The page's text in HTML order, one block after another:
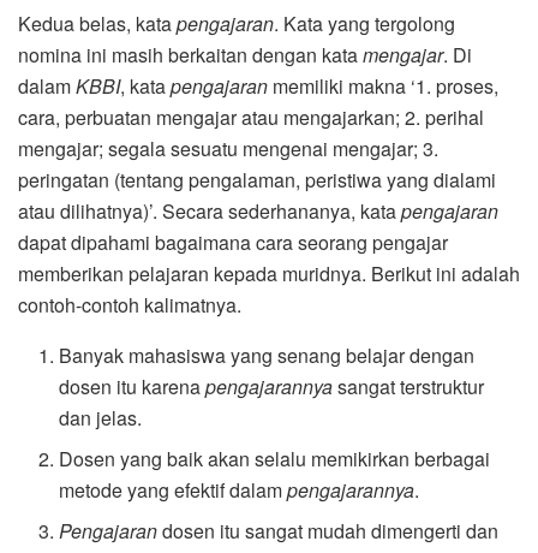
Kedua belas, katapengajaran. Kata yang tergolong
nomina ini masih berkaitan dengan katamengajar. Di
dalamKBBI, katapengajaran memiliki makna ‘1. proses,
cara, perbuatan mengajar atau mengajarkan; 2. perihal
mengajar; segala sesuatu mengenai mengajar; 3.
peringatan (tentang pengalaman, peristiwa yang dialami
atau dilihatnya)’. Secara sederhananya, katapengajaran
dapat dipahami bagaimana cara seorang pengajar
memberikan pelajaran kepada muridnya. Berikut ini adalah
contoh-contoh kalimatnya.
Banyak mahasiswa yang senang belajar dengan
dosen itu karenapengajarannyasangat terstruktur
dan jelas.
Dosen yang baik akan selalu memikirkan berbagai
metode yang efektif dalampengajarannya.
Pengajarandosen itu sangat mudah dimengerti dan